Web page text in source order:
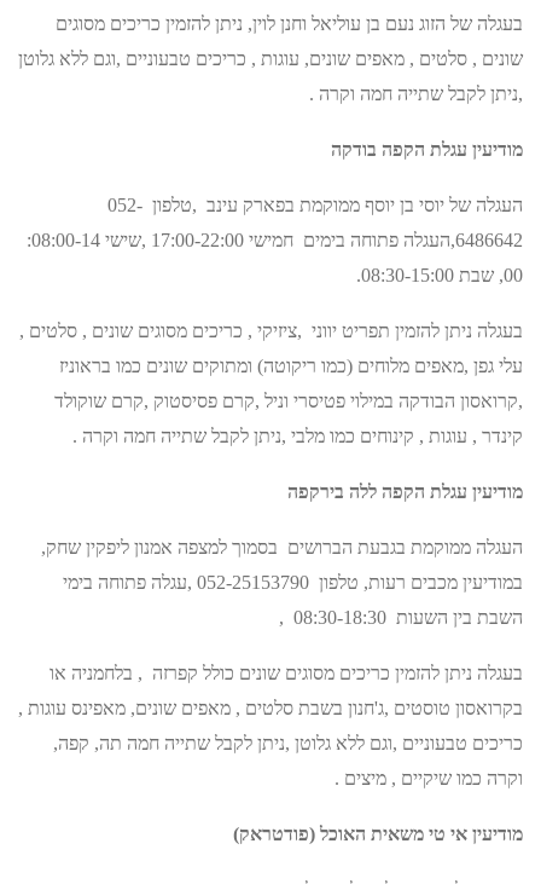
בעגלה של הזוג נעם בן עוליאל וחנן לוין, ניתן להזמין כריכים מסוגים
שונים , סלטים , מאפים שונים, עוגות , כריכים טבעוניים ,וגם ללא גלוטן
,ניתן לקבל שתייה חמה וקרה .
מודיעין עגלת הקפה בודקה
העגלה של יוסי בן יוסף ממוקמת בפארק עינב ,טלפון 052-
6486642,העגלה פתוחה בימים חמישי 17:00-22:00 ,שישי 08:00-14:
00, שבת 08:30-15:00.
בעגלה ניתן להזמין תפריט יווני ,ציזיקי , כריכים מסוגים שונים , סלטים ,
עלי גפן ,מאפים מלוחים (כמו ריקוטה) ומתוקים שונים כמו בראוניז
,קרואסון הבודקה במילוי פטיסרי וניל ,קרם פסיסטוק ,קרם שוקולד
קינדר , עוגות , קינוחים כמו מלבי ,ניתן לקבל שתייה חמה וקרה .
מודיעין עגלת הקפה ללה בירקפה
העגלה ממוקמת בגבעת הברושים בסמוך למצפה אמנון ליפקין שחק,
במודיעין מכבים רעות, טלפון 052-25153790 ,עגלה פתוחה בימי
השבת בין השעות 08:30-18:30 ,
בעגלה ניתן להזמין כריכים מסוגים שונים כולל קפרזה , בלחמניה או
בקרואסון טוסטים ,ג'חנון בשבת סלטים , מאפים שונים, מאפינס עוגות ,
כריכים טבעוניים ,וגם ללא גלוטן ,ניתן לקבל שתייה חמה תה, קפה,
וקרה כמו שיקיים , מיצים .
מודיעין אי טי משאית האוכל (פודטראק)